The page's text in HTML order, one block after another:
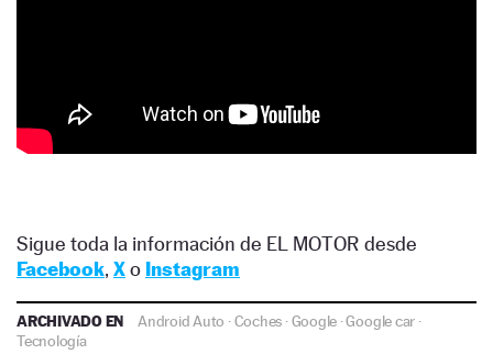
Sigue toda la información de EL MOTOR desde
Facebook, Xo Instagram
ARCHIVADO EN Android Auto ·Coches ·Google ·Google car ·
Tecnología